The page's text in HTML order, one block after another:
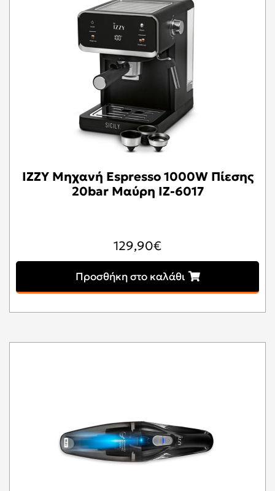
IZZY Μηχανή Espresso 1000W Πίεσης
20bar Μαύρη IZ-6017
129,90€
Προσθήκη στο καλάθι